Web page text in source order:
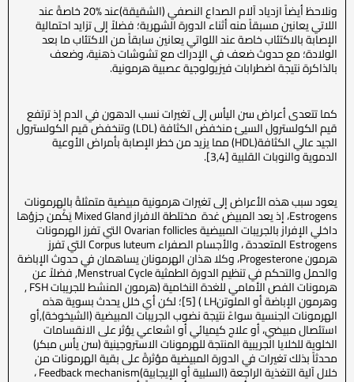
ونلاحظ أيضاً ازدياد آلام الصداع النصفي (الشقيقة)عند %20 خاصةً عند
اللاتي يعانين مسبقاً منه أثناء الدورة الشهرية؛ فضلاً إلى تزايد احتمالية
الإصابة بالاكتئاب خاصة عند اللواتي يعانين سابقاً من الاكتئاب ما بعد
الولادة؛ مع حدوث ضعف في الإدراك مع تشوشات ذهنية، وضعف
بالذاكرة نتيجة اضطرابات فيزيولوجية عصبية هرمونية.
كما تتعدى أعراض سن اليأس إلى تغيرات نسب الدهون في الدم إذ ترتفع
قيم الكولسترول السيئ منخفض الكثافة (LDL) وتنخفض قيم الكولسترول
الجيد عالي الكثافة(HDL) مما يزيد من خطر الإصابة بأمراض الأوعية
الدموية والنوبات القلبية [3,4].
يعود سبب هذه الأعراض إلى تغيرات هرمونية مبيضية متمثلةً بالهرمونات
Estrogens، إذ يعد المبيض غدة مختلطة الافراز Mixed Gland يَكْمن جزؤها
داخلي الإفراز بالجريبات المبيضية Ovarian follicles التي تفرز الهرمونات
Estrogens المتعددة ، والأجسام الصفراء Corpus luteum التي تفرز
هرمون Progesterone، وكلا هذان الهرمونان يساهمان في حدوث الإباضة
والحمل والتحكم في تنظيم الدورة الطمثية Menstrual Cycle, فضلاً عن
هرمونات الفص الأمامي للغدة النخامية (هرمون المنشط للجريبات FSH ,
وهرمون الإباضة أو الملوتنLH ) [5]؛ لكن أي خلل يحدث بسوية هذه
الهرمونات الجنسية سواءً نتيجة نضوب الجريبات المبيضية (الشيخوخة),أو
استئصال مبيضي، أو علاج كيميائي أو اشعاعي يؤثر على الانقسامات
الخلوية للخلايا الجريبية المنتجة للهرمونات الاستروجينية (سن يأس مبكر)
محدثاً بذلك تغيرات في الدورة المبيضية مؤثرةً على بقية الهرمونات من
خلال آلية التغذية الراجعة (السلبية أو الإيجابية)Feedback mechanism ،